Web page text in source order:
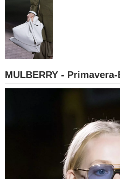
CAPELLI
SESSO
MULBERRY -